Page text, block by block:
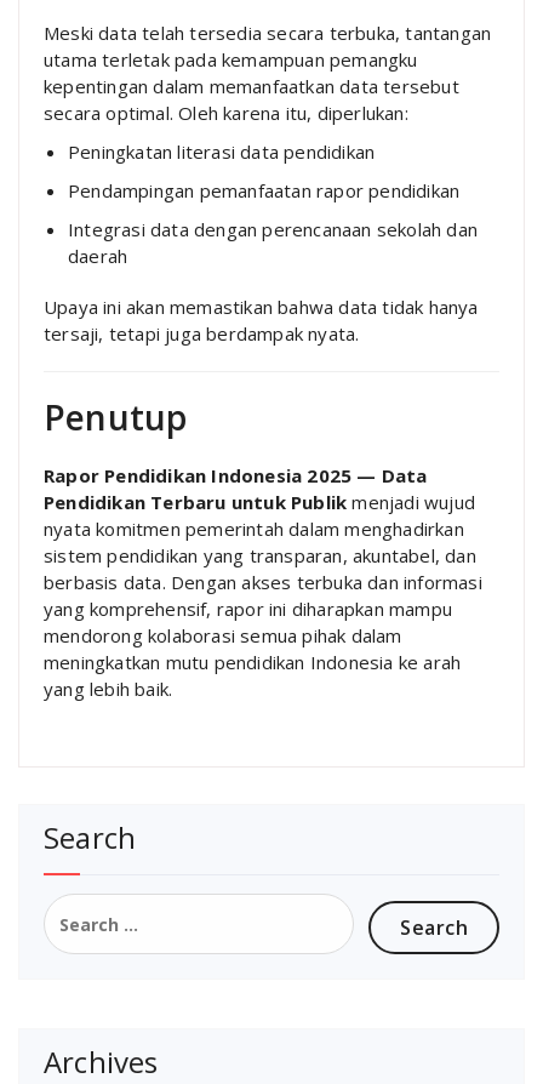
Meski data telah tersedia secara terbuka, tantangan
utama terletak pada kemampuan pemangku
kepentingan dalam memanfaatkan data tersebut
secara optimal. Oleh karena itu, diperlukan:
Peningkatan literasi data pendidikan
Pendampingan pemanfaatan rapor pendidikan
Integrasi data dengan perencanaan sekolah dan
daerah
Upaya ini akan memastikan bahwa data tidak hanya
tersaji, tetapi juga berdampak nyata.
Penutup
Rapor Pendidikan Indonesia 2025 — Data
Pendidikan Terbaru untuk Publik menjadi wujud
nyata komitmen pemerintah dalam menghadirkan
sistem pendidikan yang transparan, akuntabel, dan
berbasis data. Dengan akses terbuka dan informasi
yang komprehensif, rapor ini diharapkan mampu
mendorong kolaborasi semua pihak dalam
meningkatkan mutu pendidikan Indonesia ke arah
yang lebih baik.
Search
Search
for:
Archives